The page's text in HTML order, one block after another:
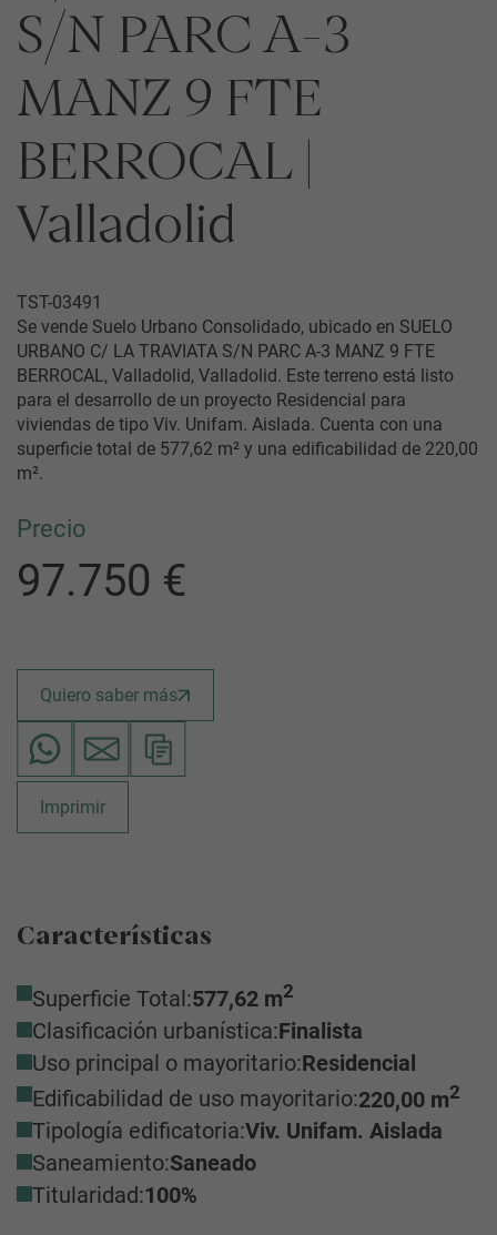
S/N PARC A-3
MANZ 9 FTE
BERROCAL |
Valladolid
TST-03491
Se vende Suelo Urbano Consolidado, ubicado en SUELO
URBANO C/ LA TRAVIATA S/N PARC A-3 MANZ 9 FTE
BERROCAL, Valladolid, Valladolid. Este terreno está listo
para el desarrollo de un proyecto Residencial para
viviendas de tipo Viv. Unifam. Aislada. Cuenta con una
superficie total de 577,62 m² y una edificabilidad de 220,00
m².
Precio
97.750 €
Quiero saber más
Imprimir
Características
Superficie Total:577,62 m2
Clasificación urbanística:Finalista
Uso principal o mayoritario:Residencial
Edificabilidad de uso mayoritario:220,00 m2
Tipología edificatoria:Viv. Unifam. Aislada
Saneamiento:Saneado
Titularidad:100%